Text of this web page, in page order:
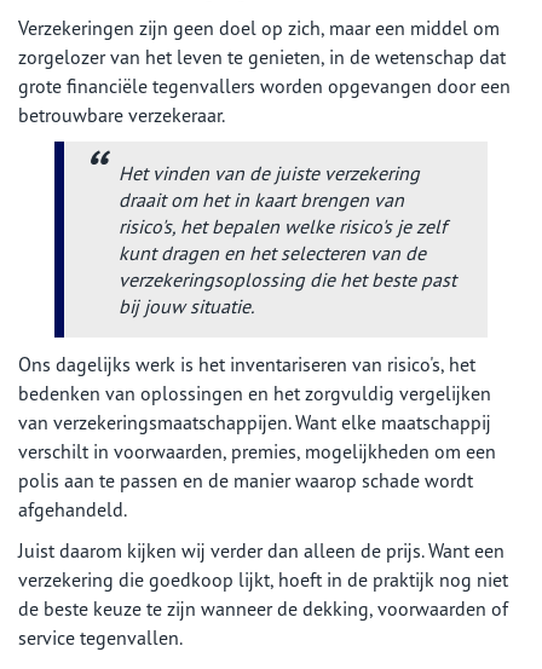
Verzekeringen zijn geen doel op zich, maar een middel om
zorgelozer van het leven te genieten, in de wetenschap dat
grote financiële tegenvallers worden opgevangen door een
betrouwbare verzekeraar.
Het vinden van de juiste verzekering
draait om het in kaart brengen van
risico's, het bepalen welke risico's je zelf
kunt dragen en het selecteren van de
verzekeringsoplossing die het beste past
bij jouw situatie.
Ons dagelijks werk is het inventariseren van risico's, het
bedenken van oplossingen en het zorgvuldig vergelijken
van verzekeringsmaatschappijen. Want elke maatschappij
verschilt in voorwaarden, premies, mogelijkheden om een
polis aan te passen en de manier waarop schade wordt
afgehandeld.
Juist daarom kijken wij verder dan alleen de prijs. Want een
verzekering die goedkoop lijkt, hoeft in de praktijk nog niet
de beste keuze te zijn wanneer de dekking, voorwaarden of
service tegenvallen.